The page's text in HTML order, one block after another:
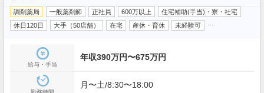
調剤薬局 一般薬剤師 正社員 600万以上
住宅補助(手当)・寮・社宅
休日120日
大手（50店舗） 在宅 産休・育休 未経験可
給与・手当
年収390万円〜675万円
月〜土/8:30〜18:00